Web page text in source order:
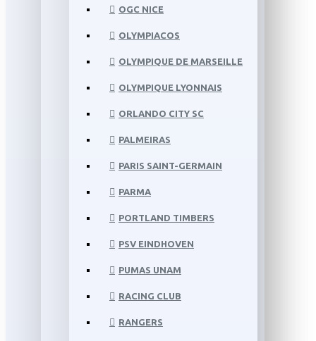
OGC NICE
OLYMPIACOS
OLYMPIQUE DE MARSEILLE
OLYMPIQUE LYONNAIS
ORLANDO CITY SC
PALMEIRAS
PARIS SAINT-GERMAIN
PARMA
PORTLAND TIMBERS
PSV EINDHOVEN
PUMAS UNAM
RACING CLUB
RANGERS